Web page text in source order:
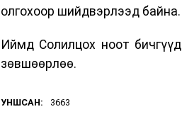
олгохоор шийдвэрлээд байна.
Иймд Солилцох ноот
зөвшөөрлөө.
УНШСАН: 3663